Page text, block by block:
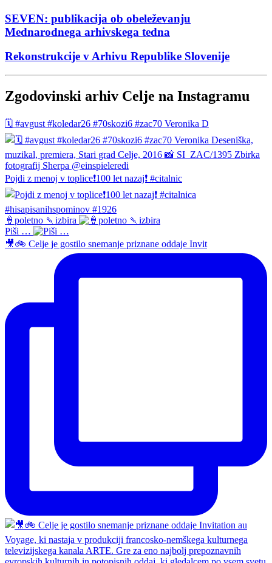
SEVEN: publikacija ob obeleževanju
Mednarodnega arhivskega tedna
Rekonstrukcije v Arhivu Republike Slovenije
Zgodovinski arhiv Celje na Instagramu
🗓️ #avgust #koledar26 #70skozi6 #zac70 Veronika D
Pojdi z menoj v toplice❗️100 let nazaj❗️ #citalnic
🍦poletno 🍡izbira
Piši …
🎥🚲 Celje je gostilo snemanje priznane oddaje Invit